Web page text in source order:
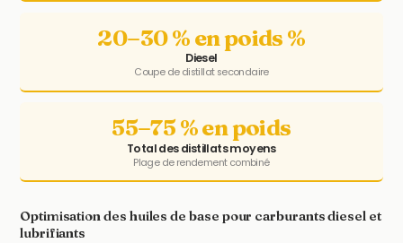
20–30 % en poids %
Diesel
Coupe de distillat secondaire
55–75 % en poids
Total des distillats moyens
Plage de rendement combiné
Optimisation des huiles de base pour carburants diesel et
lubrifiants